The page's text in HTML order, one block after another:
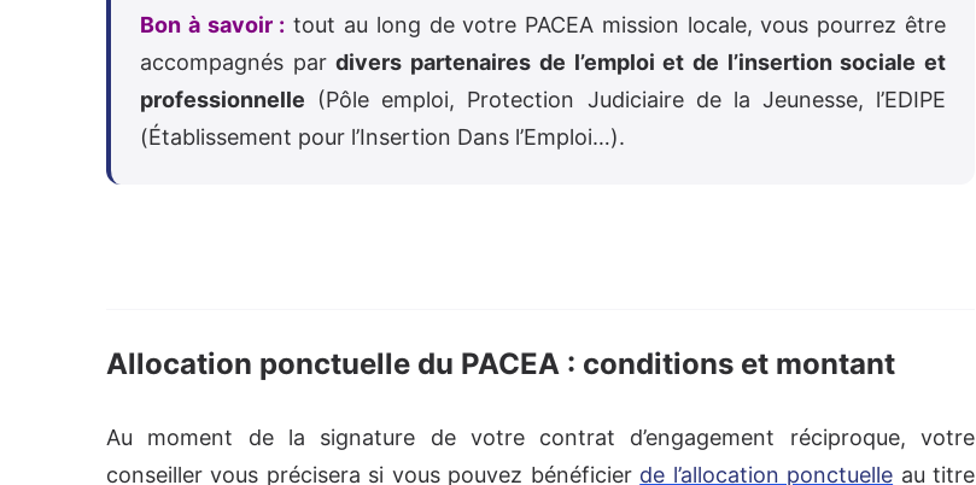
Bon à savoir : tout au long de votre PACEA mission locale, vous pourrez être
accompagnés pardivers partenaires de l’emploi et de l’insertion sociale et
professionnelle (Pôle emploi, Protection Judiciaire de la Jeunesse, l’EDIPE
(Établissement pour l’Insertion Dans l’Emploi…).
Allocation ponctuelle du PACEA : conditions et montant
Au moment de la signature de votre contrat d’engagement réciproque, votre
conseiller vous précisera si vous pouvez bénéficier de l’allocation ponctuelle au titre